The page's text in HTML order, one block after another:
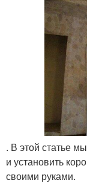
. В этой статье
и установить
своими руками.